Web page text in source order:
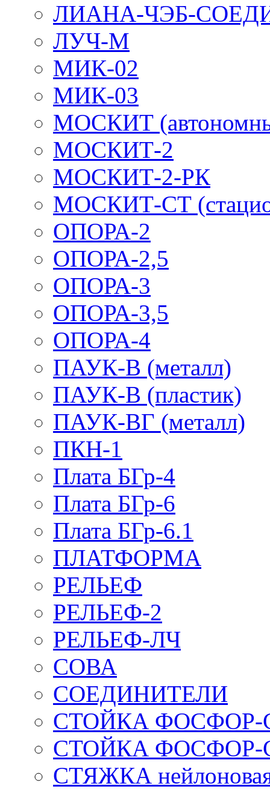
ЛИАНА-ЧЭБ-
ЛУЧ-М
МИК-02
МИК-03
МОСКИТ
МОСКИТ-2
МОСКИТ-2-РК
МОСКИТ-СТ
ОПОРА-2
ОПОРА-2,5
ОПОРА-3
ОПОРА-3,5
ОПОРА-4
ПАУК-В (металл)
ПАУК-В (пластик)
ПАУК-ВГ (металл)
ПКН-1
Плата БГр-4
Плата БГр-6
Плата БГр-6.1
ПЛАТФОРМА
РЕЛЬЕФ
РЕЛЬЕФ-2
РЕЛЬЕФ-ЛЧ
СОВА
СОЕДИНИТЕЛИ
СТОЙКА ФОСФОР-
СТОЙКА ФОСФОР-
СТЯЖКА нейлоновая